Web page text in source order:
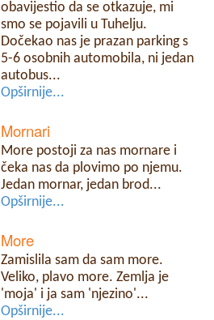
obavijestio da se otkazuje, mi
smo se pojavili u Tuhelju.
Dočekao nas je prazan parking s
5-6 osobnih automobila, ni jedan
autobus...
Opširnije...
Mornari
More postoji za nas mornare i
čeka nas da plovimo po njemu.
Jedan mornar, jedan brod...
Opširnije...
More
Zamislila sam da sam more.
Veliko, plavo more. Zemlja je
'moja' i ja sam 'njezino'...
Opširnije...